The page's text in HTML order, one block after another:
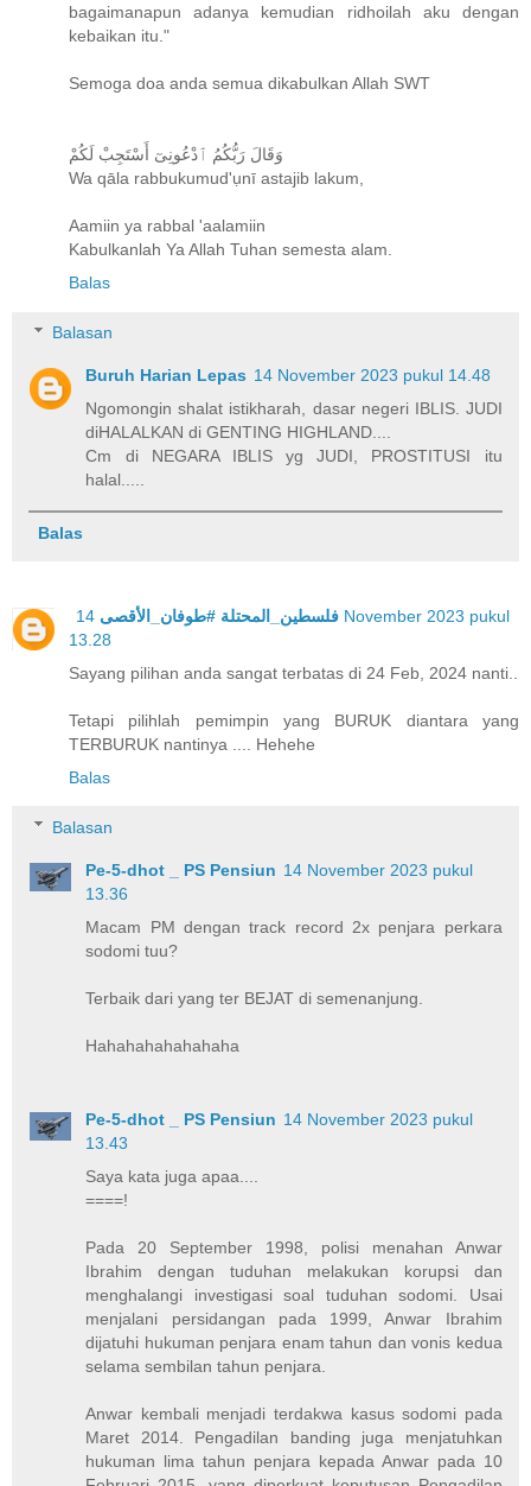
bagaimanapun adanya kemudian ridhoilah aku dengan
kebaikan itu."
Semoga doa anda semua dikabulkan Allah SWT
وَقَالَ رَبُّكُمُ ٱدْعُونِىٓ أَسْتَجِبْ لَكُمْ
Wa qāla rabbukumud'ụnī astajib lakum,
Aamiin ya rabbal 'aalamiin
Kabulkanlah Ya Allah Tuhan semesta alam.
Balas
Balasan
Buruh Harian Lepas 14 November 2023 pukul 14.48
Ngomongin shalat istikharah, dasar negeri IBLIS. JUDI
diHALALKAN di GENTING HIGHLAND....
Cm di NEGARA IBLIS yg JUDI, PROSTITUSI itu
halal.....
Balas
فلسطين_المحتلة #طوفان_الأقصى 14 November 2023 pukul
13.28
Sayang pilihan anda sangat terbatas di 24 Feb, 2024 nanti..
Tetapi pilihlah pemimpin yang BURUK diantara yang
TERBURUK nantinya .... Hehehe
Balas
Balasan
Pe-5-dhot _ PS Pensiun 14 November 2023 pukul
13.36
Macam PM dengan track record 2x penjara perkara
sodomi tuu?
Terbaik dari yang ter BEJAT di semenanjung.
Hahahahahahahaha
Pe-5-dhot _ PS Pensiun 14 November 2023 pukul
13.43
Saya kata juga apaa....
====!
Pada 20 September 1998, polisi menahan Anwar
Ibrahim dengan tuduhan melakukan korupsi dan
menghalangi investigasi soal tuduhan sodomi. Usai
menjalani persidangan pada 1999, Anwar Ibrahim
dijatuhi hukuman penjara enam tahun dan vonis kedua
selama sembilan tahun penjara.
Anwar kembali menjadi terdakwa kasus sodomi pada
Maret 2014. Pengadilan banding juga menjatuhkan
hukuman lima tahun penjara kepada Anwar pada 10